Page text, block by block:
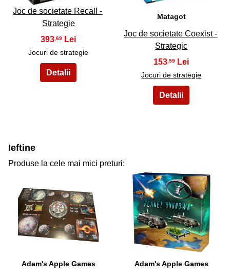
Joc de societate Recall -
Strategie
393 ,69
Jocuri de strategie
Matagot
Joc de societate Coexist -
Strategic
153 ,59
Jocuri de strategie
Ieftine
Produse la cele mai mici preturi:
31
Adam's Apple Games
32
Adam's Apple Games